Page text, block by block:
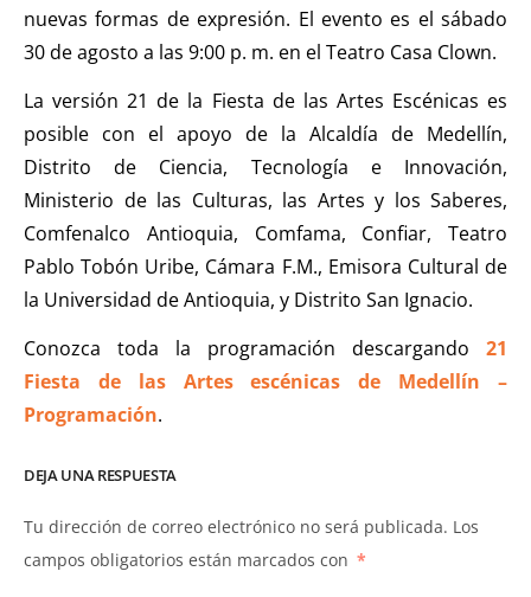
nuevas formas de expresión. El evento es el sábado
30 de agosto a las 9:00 p. m. en el Teatro Casa Clown.
La versión 21 de la Fiesta de las Artes Escénicas es
posible con el apoyo de la Alcaldía de Medellín,
Distrito de Ciencia, Tecnología e Innovación,
Ministerio de las Culturas, las Artes y los Saberes,
Comfenalco Antioquia, Comfama, Confiar, Teatro
Pablo Tobón Uribe, Cámara F.M., Emisora Cultural de
la Universidad de Antioquia, y Distrito San Ignacio.
Conozca toda la programación descargando 21
Fiesta de las Artes escénicas de Medellín –
Programación.
DEJA UNA RESPUESTA
Tu dirección de correo electrónico no será publicada. Los
campos obligatorios están marcados con *